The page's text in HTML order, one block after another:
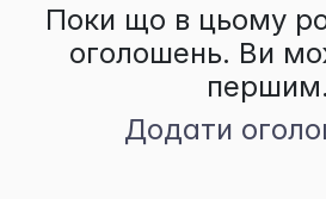
Поки що в цьому
оголошень. Ви
першим.
Додати